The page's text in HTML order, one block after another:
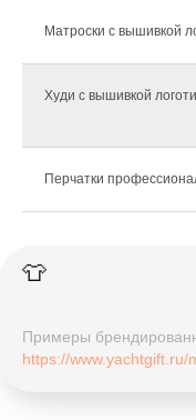
Матроски с вышивкой
Худи с вышивкой
Перчатки
👕
Примеры
https://www.yachtgift.ru/